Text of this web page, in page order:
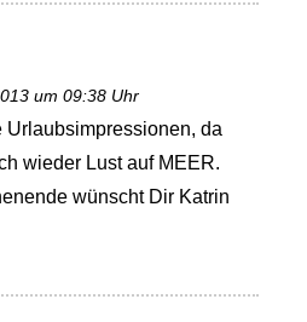
um 09:38 Uhr
Urlaubsimpressionen, da
wieder Lust auf MEER.
wünscht Dir Katrin